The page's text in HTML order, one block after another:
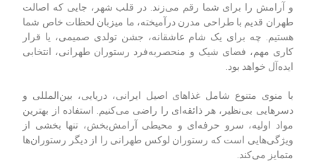
و آرامش را برای شما رقم می‌زند. در قلب شهر، جایی که اصالت
طهران قدیم با طراحی مدرن درآمیخته، ما میزبان لحظات خاص شما
هستیم. چه برای یک شام عاشقانه، جشن تولدی صمیمی، یا قرار
کاری مهم، فضای شیک و منحصربه‌فرد رستوران طهرانی، انتخابی
ایده‌آل خواهد بود.
با منوی متنوع شامل غذاهای اصیل ایرانی، دریایی، بین‌المللی و
دسرهایی بی‌نظیر، هر ذائقه‌ای را راضی می‌کنیم. استفاده از بهترین
مواد اولیه، سرو حرفه‌ای و محیطی آرامش‌بخش، تنها بخشی از
ویژگی‌هایی است که رستوران لوکس طهرانی را از دیگر رستوران‌ها
متمایز می‌کند.